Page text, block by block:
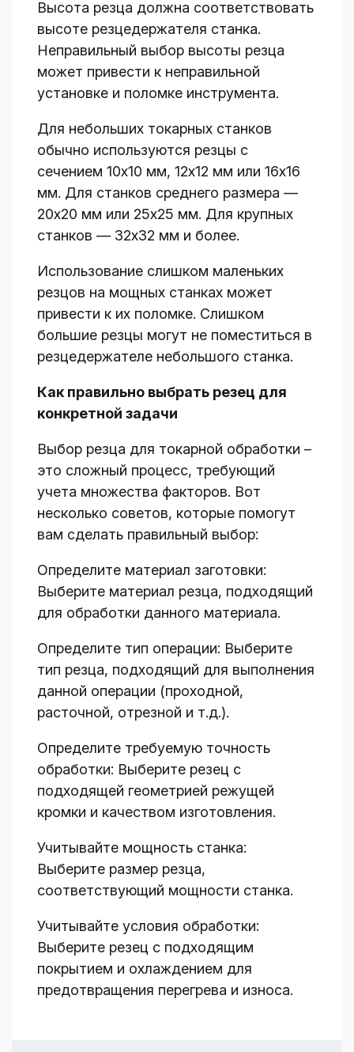
Высота резца должна соответствовать
высоте резцедержателя станка.
Неправильный выбор высоты резца
может привести к неправильной
установке и поломке инструмента.
Для небольших токарных станков
обычно используются резцы с
сечением 10х10 мм, 12х12 мм или 16х16
мм. Для станков среднего размера —
20х20 мм или 25х25 мм. Для крупных
станков — 32х32 мм и более.
Использование слишком маленьких
резцов на мощных станках может
привести к их поломке. Слишком
большие резцы могут не поместиться в
резцедержателе небольшого станка.
Как правильно выбрать резец для
конкретной задачи
Выбор резца для токарной обработки –
это сложный процесс, требующий
учета множества факторов. Вот
несколько советов, которые помогут
вам сделать правильный выбор:
Определите материал заготовки:
Выберите материал резца, подходящий
для обработки данного материала.
Определите тип операции: Выберите
тип резца, подходящий для выполнения
данной операции (проходной,
расточной, отрезной и т.д.).
Определите требуемую точность
обработки: Выберите резец с
подходящей геометрией режущей
кромки и качеством изготовления.
Учитывайте мощность станка:
Выберите размер резца,
соответствующий мощности станка.
Учитывайте условия обработки:
Выберите резец с подходящим
покрытием и охлаждением для
предотвращения перегрева и износа.